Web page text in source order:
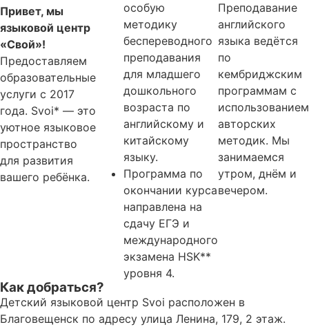
Привет, мы
языковой центр
«Свой»!
Предоставляем
образовательные
услуги с 2017
года. Svoi* — это
уютное языковое
пространство
для развития
вашего ребёнка.
особую
методику
беспереводного
преподавания
для младшего
дошкольного
возраста по
английскому и
китайскому
языку.
Программа по
окончании курса
направлена на
сдачу ЕГЭ и
международного
экзамена HSK**
уровня 4.
Преподавание
английского
языка ведётся
по
кембриджским
программам с
использованием
авторских
методик. Мы
занимаемся
утром, днём и
вечером.
Как добраться?
Детский языковой центр Svoi расположен в
Благовещенск по адресу улица Ленина, 179, 2 этаж.